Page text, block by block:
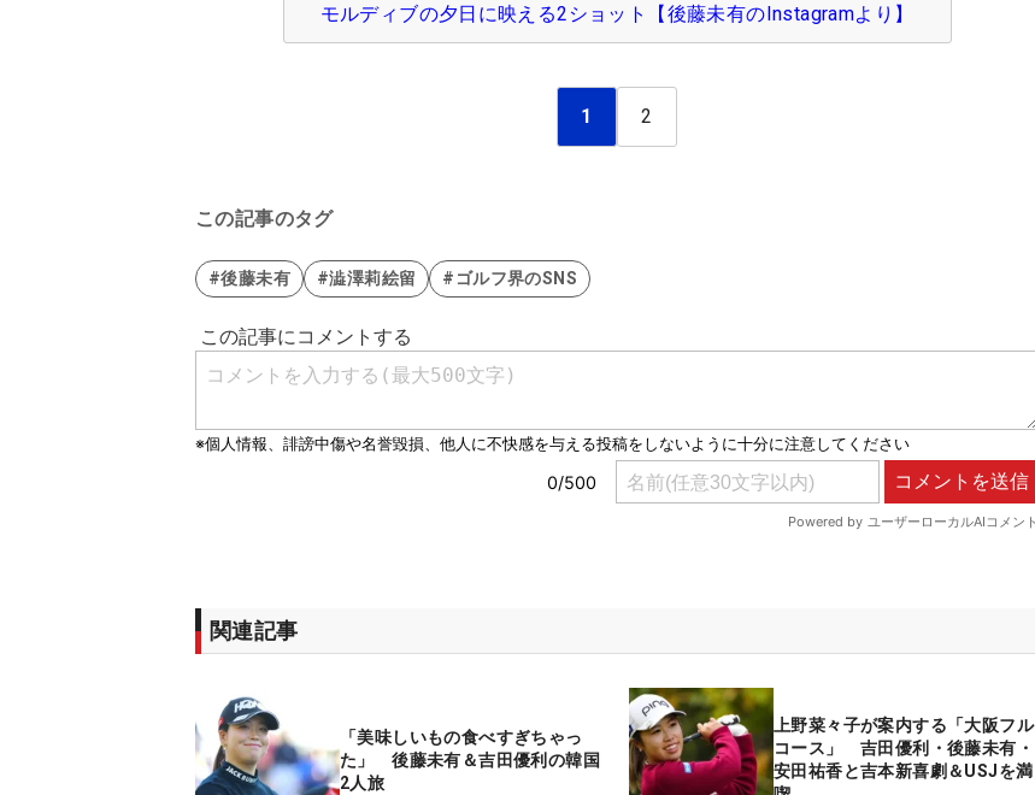
モルディブの夕日に映える2ショット【後藤未有のInstagramより】
1 2
この記事のタグ
#後藤未有 #澁澤莉絵留 #ゴルフ界のSNS
関連記事
「美味しいもの食べすぎちゃっ
た」 後藤未有＆吉田優利の韓国
2人旅
上野菜々子が案内する「大阪フル
コース」 吉田優利・後藤未有・
安田祐香と吉本新喜劇＆USJを満